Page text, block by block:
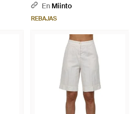
En Miinto
REBAJAS